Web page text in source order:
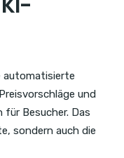
automatisierte
und
Besucher. Das
sondern auch die